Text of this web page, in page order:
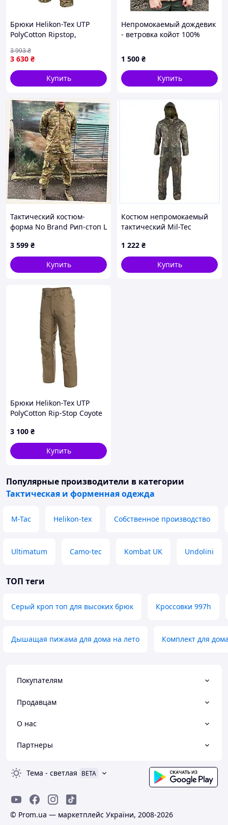
Брюки Helikon-Tex UTP
PolyCotton Ripstop,
3 630 ₴
3 993₴
Купить
Непромокаемый дождевик
- ветровка койот 100%
1 500 ₴
Купить
Тактический костюм-
форма No Brand Рип-стоп L
3 599 ₴
Купить
Костюм непромокаемый
тактический Mil-Tec
Камуфляж 87X881C58
1 222 ₴
Купить
Брюки Helikon-Tex UTP
PolyCotton Rip-Stop Coyote
3 100 ₴
Купить
Популярные производители в категории
Тактическая и форменная одежда
M-Tac Helikon-tex Собственное производство
Ultimatum Camo-tec Kombat UK Undolini
ТОП теги
Серый кроп топ для высоких брюк Кроссовки 997h
Дышащая пижама для дома на лето Комплект для
Покупателям
Продавцам
О нас
Партнеры
Тема - светлая BETA
© Prom.ua — маркетплейс України, 2008-2026